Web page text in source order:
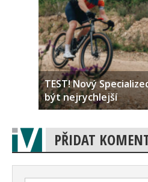
TEST! Nový
být nejrychlejší
PŘIDAT